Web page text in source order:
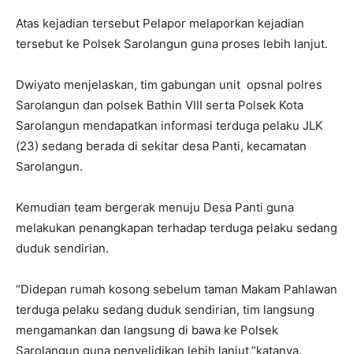
Atas kejadian tersebut Pelapor melaporkan kejadian
tersebut ke Polsek Sarolangun guna proses lebih lanjut.
Dwiyato menjelaskan, tim gabungan unit opsnal polres
Sarolangun dan polsek Bathin VIII serta Polsek Kota
Sarolangun mendapatkan informasi terduga pelaku JLK
(23) sedang berada di sekitar desa Panti, kecamatan
Sarolangun.
Kemudian team bergerak menuju Desa Panti guna
melakukan penangkapan terhadap terduga pelaku sedang
duduk sendirian.
“Didepan rumah kosong sebelum taman Makam Pahlawan
terduga pelaku sedang duduk sendirian, tim langsung
mengamankan dan langsung di bawa ke Polsek
Sarolangun guna penyelidikan lebih lanjut,”katanya.